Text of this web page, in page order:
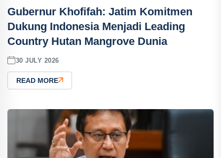
Gubernur Khofifah: Jatim Komitmen
Dukung Indonesia Menjadi Leading
Country Hutan Mangrove Dunia
30 JULY 2026
READ MORE